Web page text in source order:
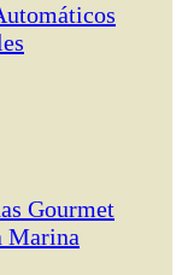
Gourmet
Marina